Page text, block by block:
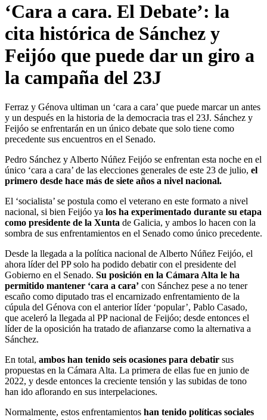
‘Cara a cara. El Debate’: la
cita histórica de Sánchez y
Feijóo que puede dar un giro a
la campaña del 23J
Ferraz y Génova ultiman un ‘cara a cara’ que puede marcar un antes
y un después en la historia de la democracia tras el 23J. Sánchez y
Feijóo se enfrentarán en un único debate que solo tiene como
precedente sus encuentros en el Senado.
Pedro Sánchez y Alberto Núñez Feijóo se enfrentan esta noche en el
único ‘cara a cara’ de las elecciones generales de este 23 de julio, el
primero desde hace más de siete años a nivel nacional.
El ‘socialista’ se postula como el veterano en este formato a nivel
nacional, si bien Feijóo ya los ha experimentado durante su etapa
como presidente de la Xunta de Galicia, y ambos lo hacen con la
sombra de sus enfrentamientos en el Senado como único precedente.
Desde la llegada a la política nacional de Alberto Núñez Feijóo, el
ahora líder del PP solo ha podido debatir con el presidente del
Gobierno en el Senado. Su posición en la Cámara Alta le ha
permitido mantener ‘cara a cara’ con Sánchez pese a no tener
escaño como diputado tras el encarnizado enfrentamiento de la
cúpula del Génova con el anterior líder ‘popular’, Pablo Casado,
que aceleró la llegada al PP nacional de Feijóo; desde entonces el
líder de la oposición ha tratado de afianzarse como la alternativa a
Sánchez.
En total, ambos han tenido seis ocasiones para debatir sus
propuestas en la Cámara Alta. La primera de ellas fue en junio de
2022, y desde entonces la creciente tensión y las subidas de tono
han ido aflorando en sus interpelaciones.
Normalmente, estos enfrentamientos han tenido políticas sociales